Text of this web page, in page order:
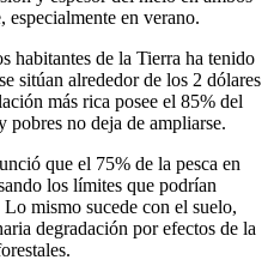
especialmente en verano.
habitantes de la Tierra ha tenido
sitúan alrededor de los 2 dólares
más rica posee el 85% del
no deja de ampliarse.
que el 75% de la pesca en
los límites que podrían
mismo sucede con el suelo,
degradación por efectos de la